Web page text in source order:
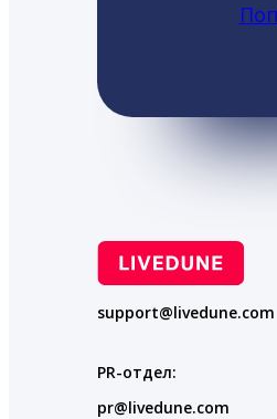
support@livedune.com
PR-отдел:
pr@livedune.com